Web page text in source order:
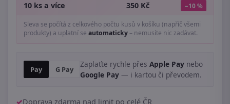
10 ks a více 350 Kč −10 %
Sleva se počítá z celkového počtu kusů v košíku (napříč všemi
produkty) a uplatní se automaticky– nemusíte nic zadávat.
Pay G Pay
Zaplaťte rychle přes Apple Pay nebo
Google Pay — i kartou či převodem.
Doprava zdarma nad limit po celé ČR